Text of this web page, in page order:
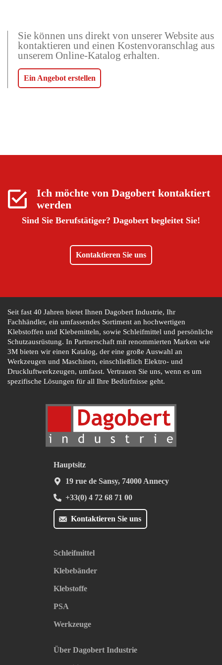
Sie können uns direkt von unserer Website aus
kontaktieren und einen Kostenvoranschlag aus
unserem Online-Katalog erhalten.
Ein Angebot erstellen
Ich möchte von Dagobertkontaktiert
werden
Sind Sie Berufstätiger? Dagobert begleitet Sie!
Kontaktieren Sie uns
Seit fast 40 Jahren bietet Ihnen Dagobert Industrie, Ihr
Fachhändler, ein umfassendes Sortiment an hochwertigen
Klebstoffen und Klebemitteln, sowie Schleifmittel und persönliche
Schutzausrüstung. In Partnerschaft mit renommierten Marken wie
3M bieten wir einen Katalog, der eine große Auswahl an
Werkzeugen und Maschinen, einschließlich Elektro- und
Druckluftwerkzeugen, umfasst. Vertrauen Sie uns, wenn es um
spezifische Lösungen für all Ihre Bedürfnisse geht.
Kontaktieren Sie uns
Hauptsitz
19 rue de Sansy, 74000 Annecy
+33(0) 4 72 68 71 00
Schleifmittel
Klebebänder
Klebstoffe
PSA
Werkzeuge
Über Dagobert Industrie